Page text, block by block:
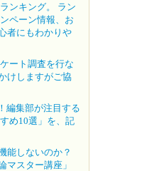
ンキング。 ラン
ペーン情報、お
者にもわかりや
ート調査を行な
けしますがご協
編集部が注目する
め10選」を、記
能しないのか？
マスター講座」